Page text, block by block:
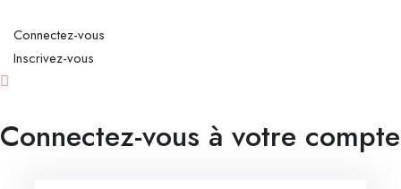
Connectez-vous
Inscrivez-vous
Connectez-vous à votre compte